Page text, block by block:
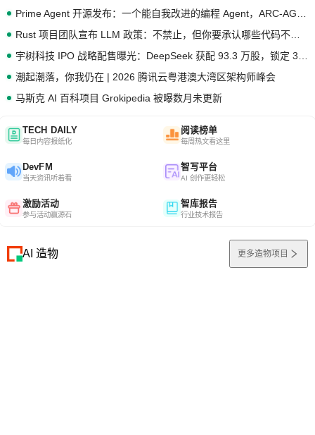
潮起潮落，你我仍在 | 2026 腾讯云粤港澳大湾区架构师峰会
马斯克 AI 百科项目 Grokipedia 被曝数月未更新
TECH DAILY
每日内容报纸化
阅读榜单
每周热文看这里
DevFM
当天资讯听着看
智写平台
AI 创作更轻松
激励活动
参与活动赢源石
智库报告
行业技术报告
AI 造物 更多造物项目